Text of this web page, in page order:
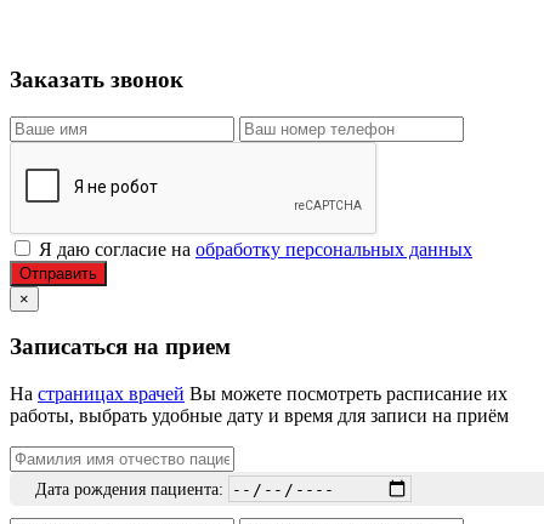
Заказать звонок
Я даю согласие на обработку персональных данных
Отправить
×
Записаться на прием
На страницах врачей Вы можете посмотреть расписание их
работы, выбрать удобные дату и время для записи на приём
Дата рождения пациента: